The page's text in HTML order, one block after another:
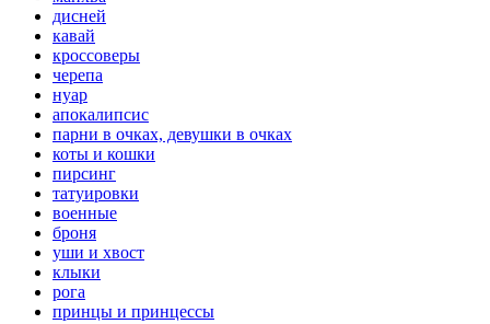
дисней
кавай
кроссоверы
черепа
нуар
апокалипсис
парни в очках, девушки в очках
коты и кошки
пирсинг
татуировки
военные
броня
уши и хвост
клыки
рога
принцы и принцессы